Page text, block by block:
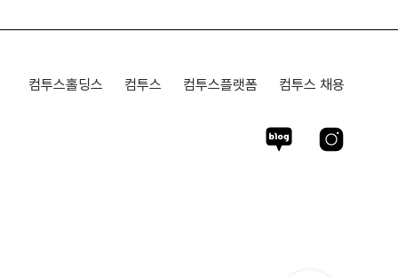
컴투스홀딩스 컴투스 컴투스플랫폼 컴투스 채용